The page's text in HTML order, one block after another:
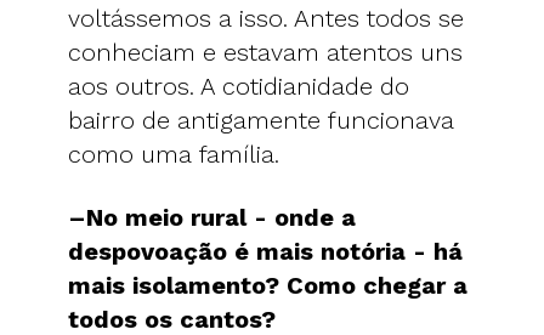
voltássemos a isso. Antes todos se
conheciam e estavam atentos uns
aos outros. A cotidianidade do
bairro de antigamente funcionava
como uma família.
–No meio rural - onde a
despovoação é mais notória - há
mais isolamento? Como chegar a
todos os cantos?